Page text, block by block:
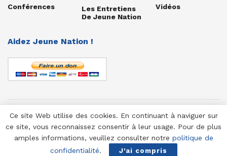
Conférences
Les Entretiens
De Jeune Nation
Vidéos
Aidez Jeune Nation !
© 1958-2025 Jeune Nation
Ce site Web utilise des cookies. En continuant à naviguer sur
ce site, vous reconnaissez consentir à leur usage. Pour de plus
amples informations, veuillez consulter notre politique de
confidentialité. J'ai compris